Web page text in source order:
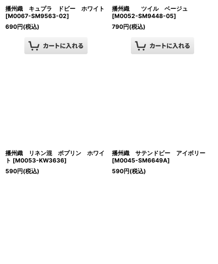
播州織 キュプラ ドビー ホワイト
[M0067-SM9563-02]
690円(税込)
播州織 ツイル ベージュ
[M0052-SM9448-05]
790円(税込)
播州織 リネン混 ポプリン ホワイ
ト [M0053-KW3636]
590円(税込)
播州織 サテンドビー アイボリー
[M0045-SM6649A]
590円(税込)